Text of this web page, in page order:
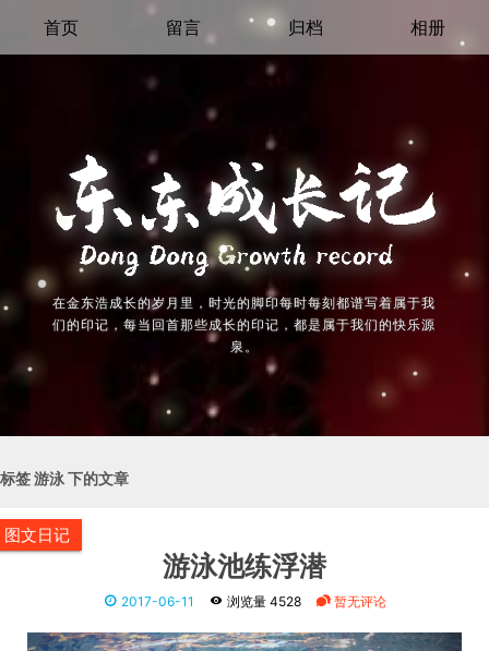
首页 留言 归档 相册
在金东浩成长的岁月里，时光的脚印每时每刻都谱写着属于我
们的印记，每当回首那些成长的印记，都是属于我们的快乐源
泉。
标签 游泳 下的文章
图文日记
游泳池练浮潜
2017-06-11 浏览量 4528 暂无评论